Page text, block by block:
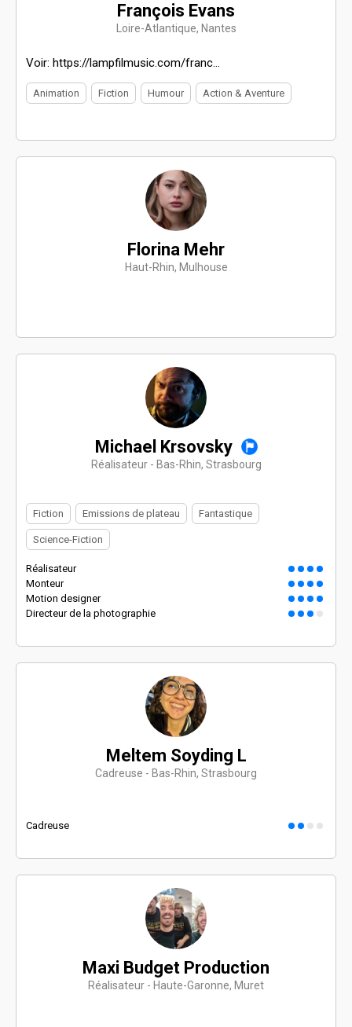
François Evans
Loire-Atlantique, Nantes
Voir: https://lampfilmusic.com/franc...
Animation Fiction Humour Action & Aventure
Florina Mehr
Haut-Rhin, Mulhouse
Michael Krsovsky
Réalisateur - Bas-Rhin, Strasbourg
Fiction Emissions de plateau Fantastique
Science-Fiction
Réalisateur
Monteur
Motion designer
Directeur de la photographie
Meltem Soyding L
Cadreuse - Bas-Rhin, Strasbourg
Cadreuse
Maxi Budget Production
Réalisateur - Haute-Garonne, Muret